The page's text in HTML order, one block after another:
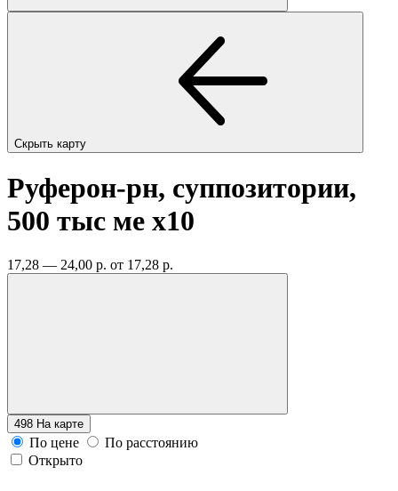
Скрыть карту
Руферон-рн, суппозитории,
500 тыс ме x10
17,28 — 24,00 р. от 17,28 р.
498 На карте
По цене
По расстоянию
Открыто